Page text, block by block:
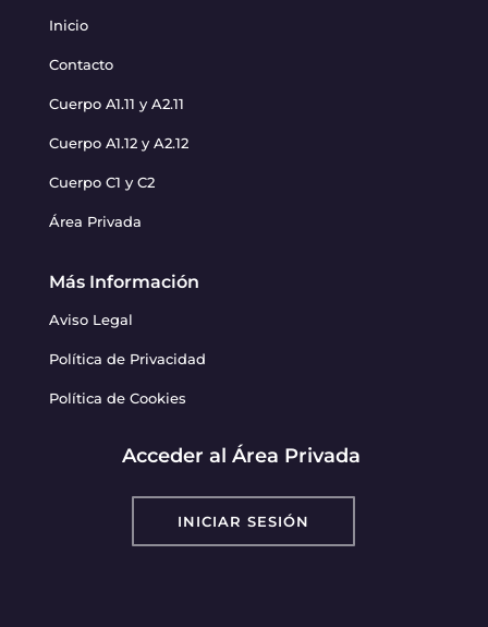
Inicio
Contacto
Cuerpo A1.11 y A2.11
Cuerpo A1.12 y A2.12
Cuerpo C1 y C2
Área Privada
Más Información
Aviso Legal
Política de Privacidad
Política de Cookies
Acceder al Área Privada
INICIAR SESIÓN